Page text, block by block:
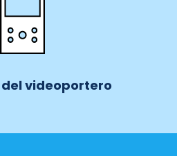
del videoportero